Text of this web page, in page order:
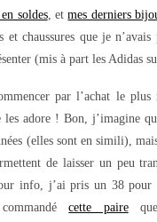
soldes, etmes derniers
et chaussures que je
(mis à part les Adidas
par l’achat le plus
les adore ! Bon, j’imagine
(elles sont en simili),
de laisser un peu
info, j’ai pris un 38
cette paireque